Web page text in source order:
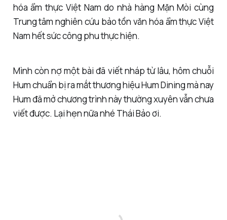
hóa ẩm thực Việt Nam do nhà hàng Mặn Mòi cùng
Trung tâm nghiên cứu bảo tồn văn hóa ẩm thực Việt
Nam hết sức công phu thực hiện.
Mình còn nợ một bài đã viết nháp từ lâu, hôm chuỗi
Hum chuẩn bị ra mắt thương hiệu Hum Dining mà nay
Hum đã mở chương trình này thường xuyên vẫn chưa
viết được. Lại hẹn nữa nhé Thái Bảo ơi.